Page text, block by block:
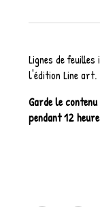
Lignes de
l'édition Line art.
Garde le
pendant 12